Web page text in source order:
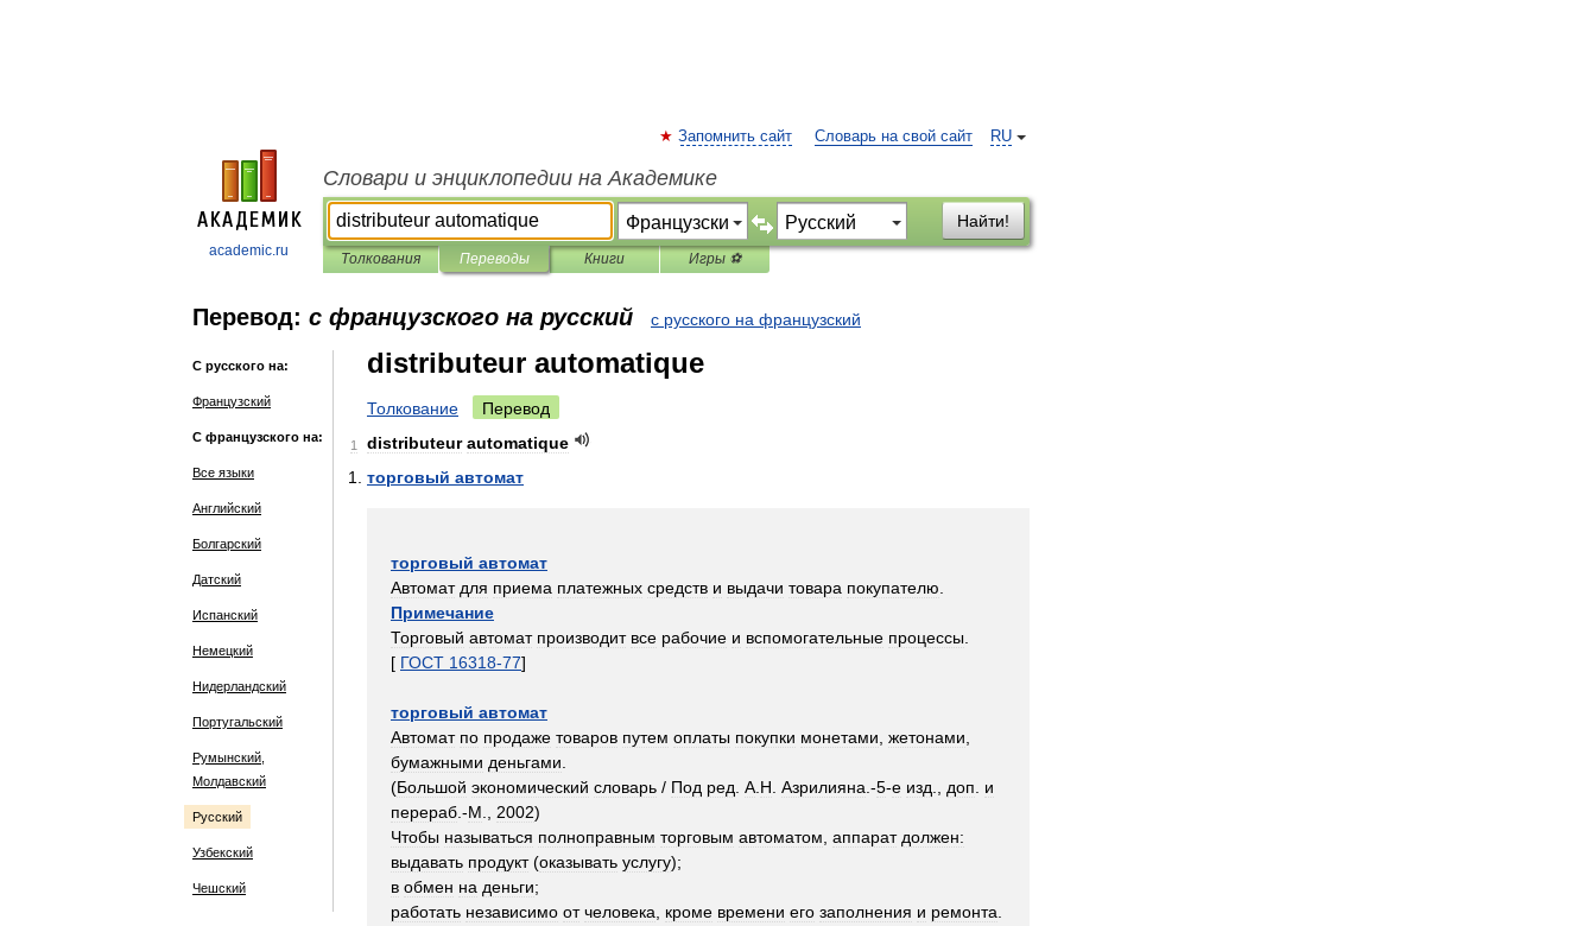
academic.ru
RU
Запомнить сайт Словарь на свой сайт
Словари и энциклопедии на Академике
Найти!
Толкования Переводы Книги Игры ⚽
Перевод: с французского на русский с русского на французский
С русского на:
Французский
С французского на:
Все языки
Английский
Болгарский
Датский
Испанский
Немецкий
Нидерландский
Португальский
Румынский,
Молдавский
Русский
Узбекский
Чешский
distributeur automatique
Толкование Перевод
1 distributeur automatique
торговый автомат
торговый автомат
Автомат для приема платежных средств и выдачи товара покупателю
Примечание
Торговый автомат производит все рабочие и вспомогательные процессы
[ ГОСТ 16318-77]
торговый автомат
Автомат по продаже товаров путем оплаты покупки монетами жетонами
бумажными деньгами
(Большой экономический словарь / Под ред А Н Азрилияна .-5-е изд доп
и
перераб .-М 2002)
Чтобы называться полноправным торговым автоматом аппарат должен:
выдавать продукт(оказывать услугу);
в обмен на деньги;
работать независимо от человека кроме времени его заполнения и ремонта